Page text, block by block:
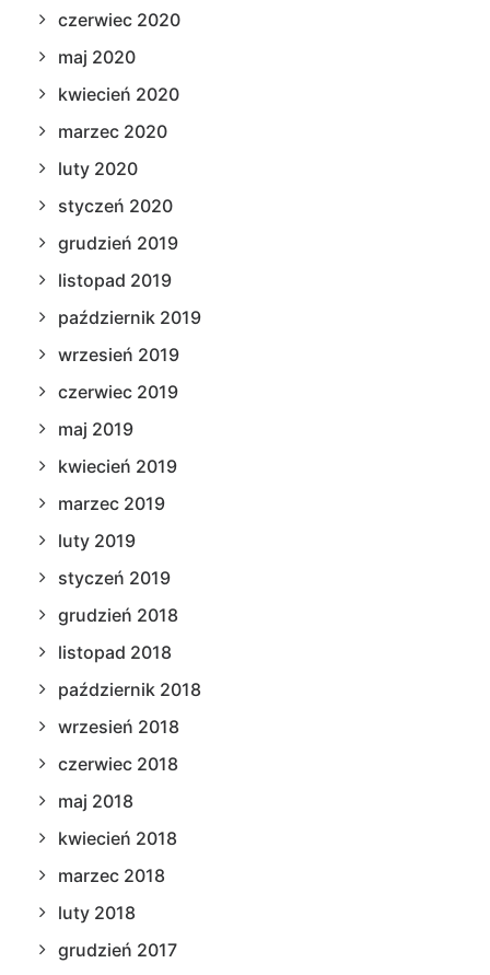
czerwiec 2020
maj 2020
kwiecień 2020
marzec 2020
luty 2020
styczeń 2020
grudzień 2019
listopad 2019
październik 2019
wrzesień 2019
czerwiec 2019
maj 2019
kwiecień 2019
marzec 2019
luty 2019
styczeń 2019
grudzień 2018
listopad 2018
październik 2018
wrzesień 2018
czerwiec 2018
maj 2018
kwiecień 2018
marzec 2018
luty 2018
grudzień 2017